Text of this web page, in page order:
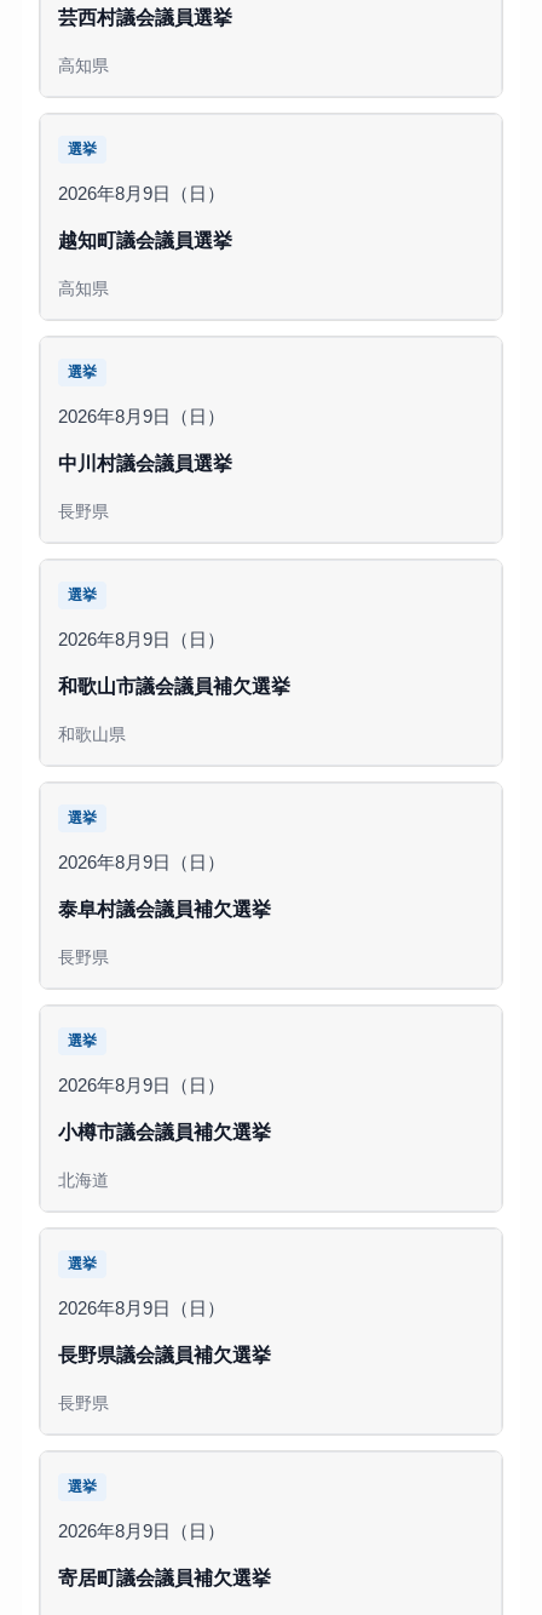
芸西村議会議員選挙
高知県
選挙
2026年8月9日（日）
越知町議会議員選挙
高知県
選挙
2026年8月9日（日）
中川村議会議員選挙
長野県
選挙
2026年8月9日（日）
和歌山市議会議員補欠選挙
和歌山県
選挙
2026年8月9日（日）
泰阜村議会議員補欠選挙
長野県
選挙
2026年8月9日（日）
小樽市議会議員補欠選挙
北海道
選挙
2026年8月9日（日）
長野県議会議員補欠選挙
長野県
選挙
2026年8月9日（日）
寄居町議会議員補欠選挙